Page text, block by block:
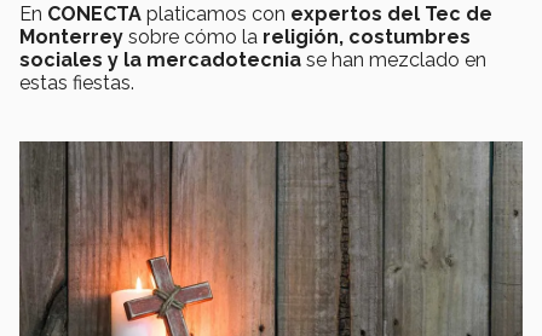
En CONECTA platicamos con expertos del Tec de
Monterrey sobre cómo la religión, costumbres
sociales y la mercadotecnia se han mezclado en
estas fiestas.